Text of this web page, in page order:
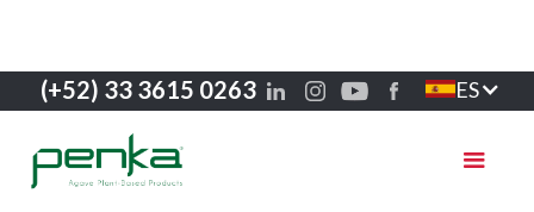
(+52) 33 3615 0263 ES